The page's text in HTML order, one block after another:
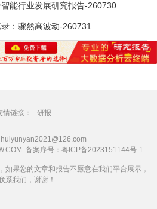
能行业发展研究报告-260730
：骤然高波动-260731
情链接： 研报
备案序号： 粤ICP备2023151144号-1
如果您的文章和报告不愿意在我们平台展示，
系我们，谢谢！